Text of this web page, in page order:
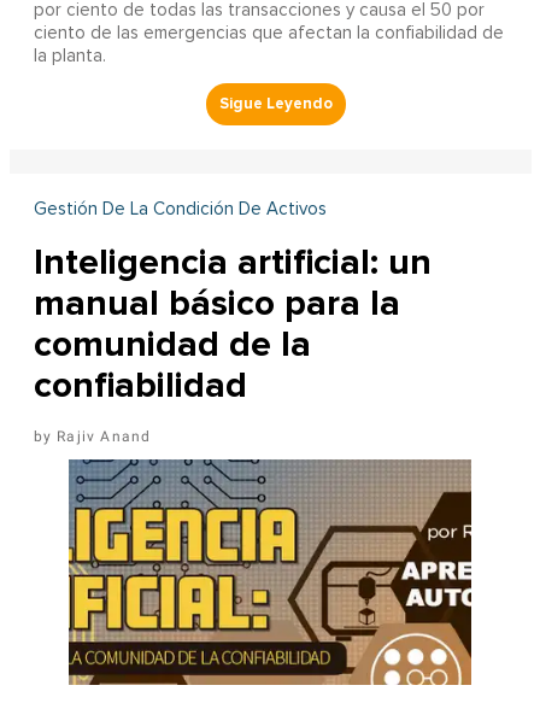
por ciento de todas las transacciones y causa el 50 por
ciento de las emergencias que afectan la confiabilidad de
la planta.
Gestión De La Condición De Activos
Inteligencia artificial: un
manual básico para la
comunidad de la
confiabilidad
Rajiv Anand